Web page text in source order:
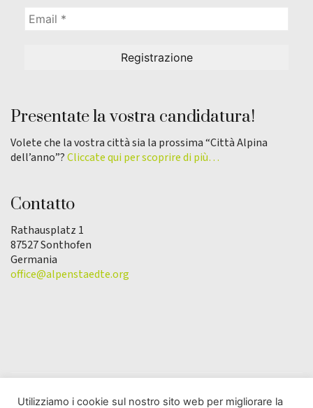
Presentate la vostra candidatura!
Volete che la vostra città sia la prossima “Città Alpina
dell’anno”?Cliccate qui per scoprire di più…
Contatto
Rathausplatz 1
87527 Sonthofen
Germania
office@alpenstaedte.org
Utilizziamo i cookie sul nostro sito web per migliorare la